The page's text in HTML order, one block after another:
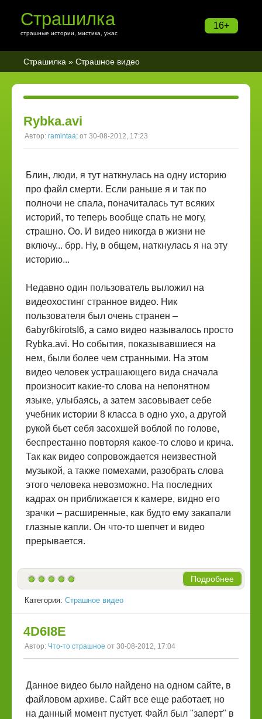
16+
Страшилка
страшные истории, мистика, ужас
Страшилка » Страшное видео
Rybka.avi
Автор: ramintaa; от 30-08-2012, 17:23
Блин, люди, я тут наткнулась на одну историю
про файл смерти. Если раньше я и так по
полночи не спала, поначиталась тут всяких
историй, то теперь вообще спать не могу,
страшно. Оо. И видео никогда в жизни не
включу... брр. Ну, в общем, наткнулась я на эту
историю...
Недавно один пользователь выложил на
видеохостинг странное видео. Ник
пользователя был очень странен –
6abyr6kirotsI6, а само видео называлось просто
Rybka.avi. Но события, показывавшиеся на
нем, были более чем странными. На этом
видео человек устрашающего вида сначала
произносит какие-то слова на непонятном
языке, улыбаясь, а затем засовывает себе
учебник истории 8 класса в одно ухо, а другой
рукой бьет себя засохшей воблой по голове,
беспрестанно повторяя какое-то слово и крича.
Так как видео сопровождается неизвестной
музыкой, а также помехами, разобрать слова
этого человека невозможно. На последних
кадрах он приближается к камере, видно его
зрачки – расширенные, как будто ему закапали
глазные капли. Он что-то шепчет и видео
прерывается.
Подробнее
Категория: Страшное видео
4D6I8E
Автор: Что-то страшное от 30-08-2012, 17:04
Данное видео было найдено на одном сайте, в
файловом архиве. Сайт все еще работает, но
на данный момент пустует. Файл был "заперт" в